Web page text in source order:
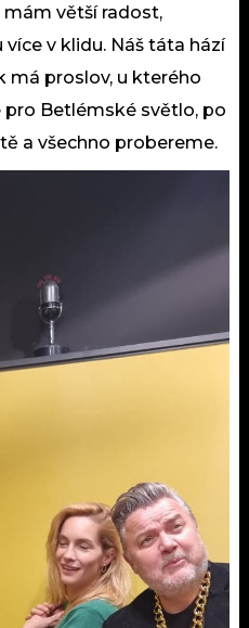
mám větší radost,
v klidu. Náš táta hází
má proslov, u kterého
pro Betlémské světlo, po
a všechno probereme.